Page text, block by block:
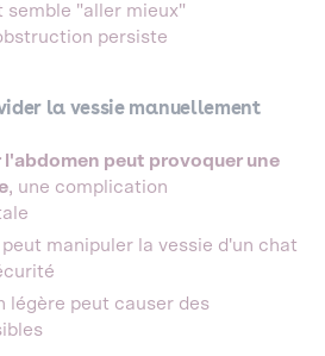
semble "aller mieux"
persiste
la vessie manuellement
l'abdomen peut provoquer une
, une complication
manipuler la vessie d'un chat
légère peut causer des